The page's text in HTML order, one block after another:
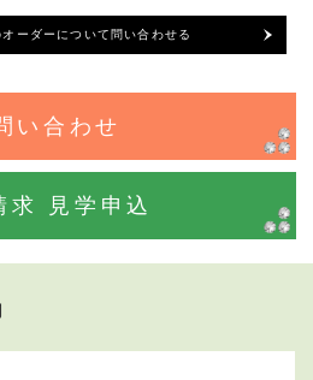
ーダーについて問い合わせる
い合わせ
求 見学申込